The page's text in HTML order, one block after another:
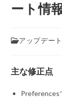
ート情
アップデー
主な修正点
Preferences